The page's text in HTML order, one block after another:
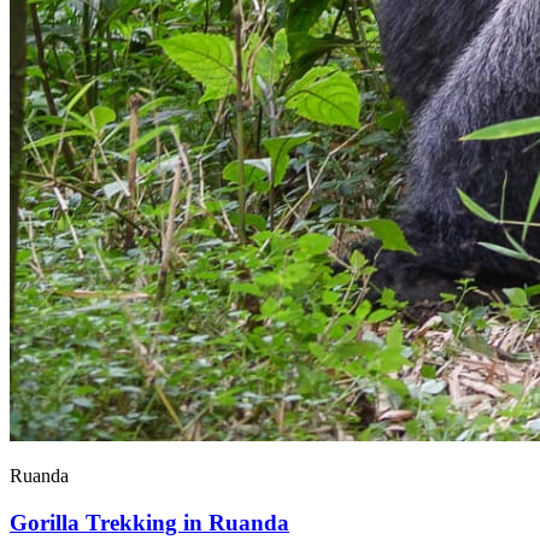
Ruanda
Gorilla Trekking in Ruanda